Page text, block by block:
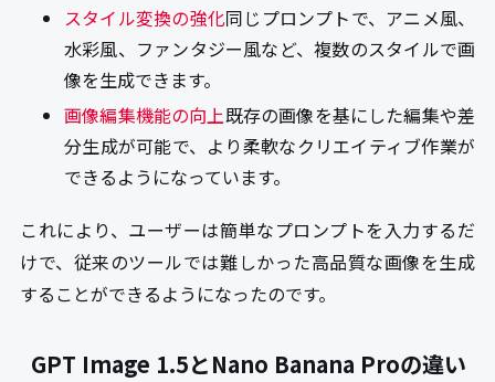
スタイル変換の強化同じプロンプトで、アニメ風、
水彩風、ファンタジー風など、複数のスタイルで画
像を生成できます。
画像編集機能の向上既存の画像を基にした編集や差
分生成が可能で、より柔軟なクリエイティブ作業が
できるようになっています。
これにより、ユーザーは簡単なプロンプトを入力するだ
けで、従来のツールでは難しかった高品質な画像を生成
することができるようになったのです。
GPT Image 1.5とNano Banana Proの違い